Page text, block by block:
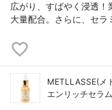
広がり、すばやく浸透
大量配合。さらに、セラ
METLLASSE(メ
エンリッチセラム